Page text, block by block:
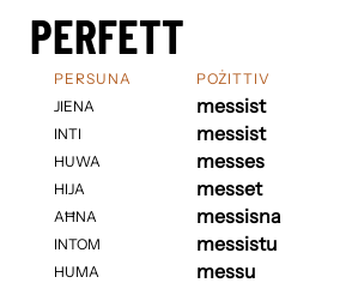
PERFETT
PERSUNA
JIENA
INTI
HUWA
HIJA
AĦNA
INTOM
HUMA
POŻITTIV
messist
messist
messes
messet
messisna
messistu
messu